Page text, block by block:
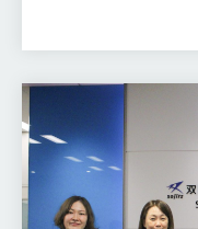
リファラル採用を特別